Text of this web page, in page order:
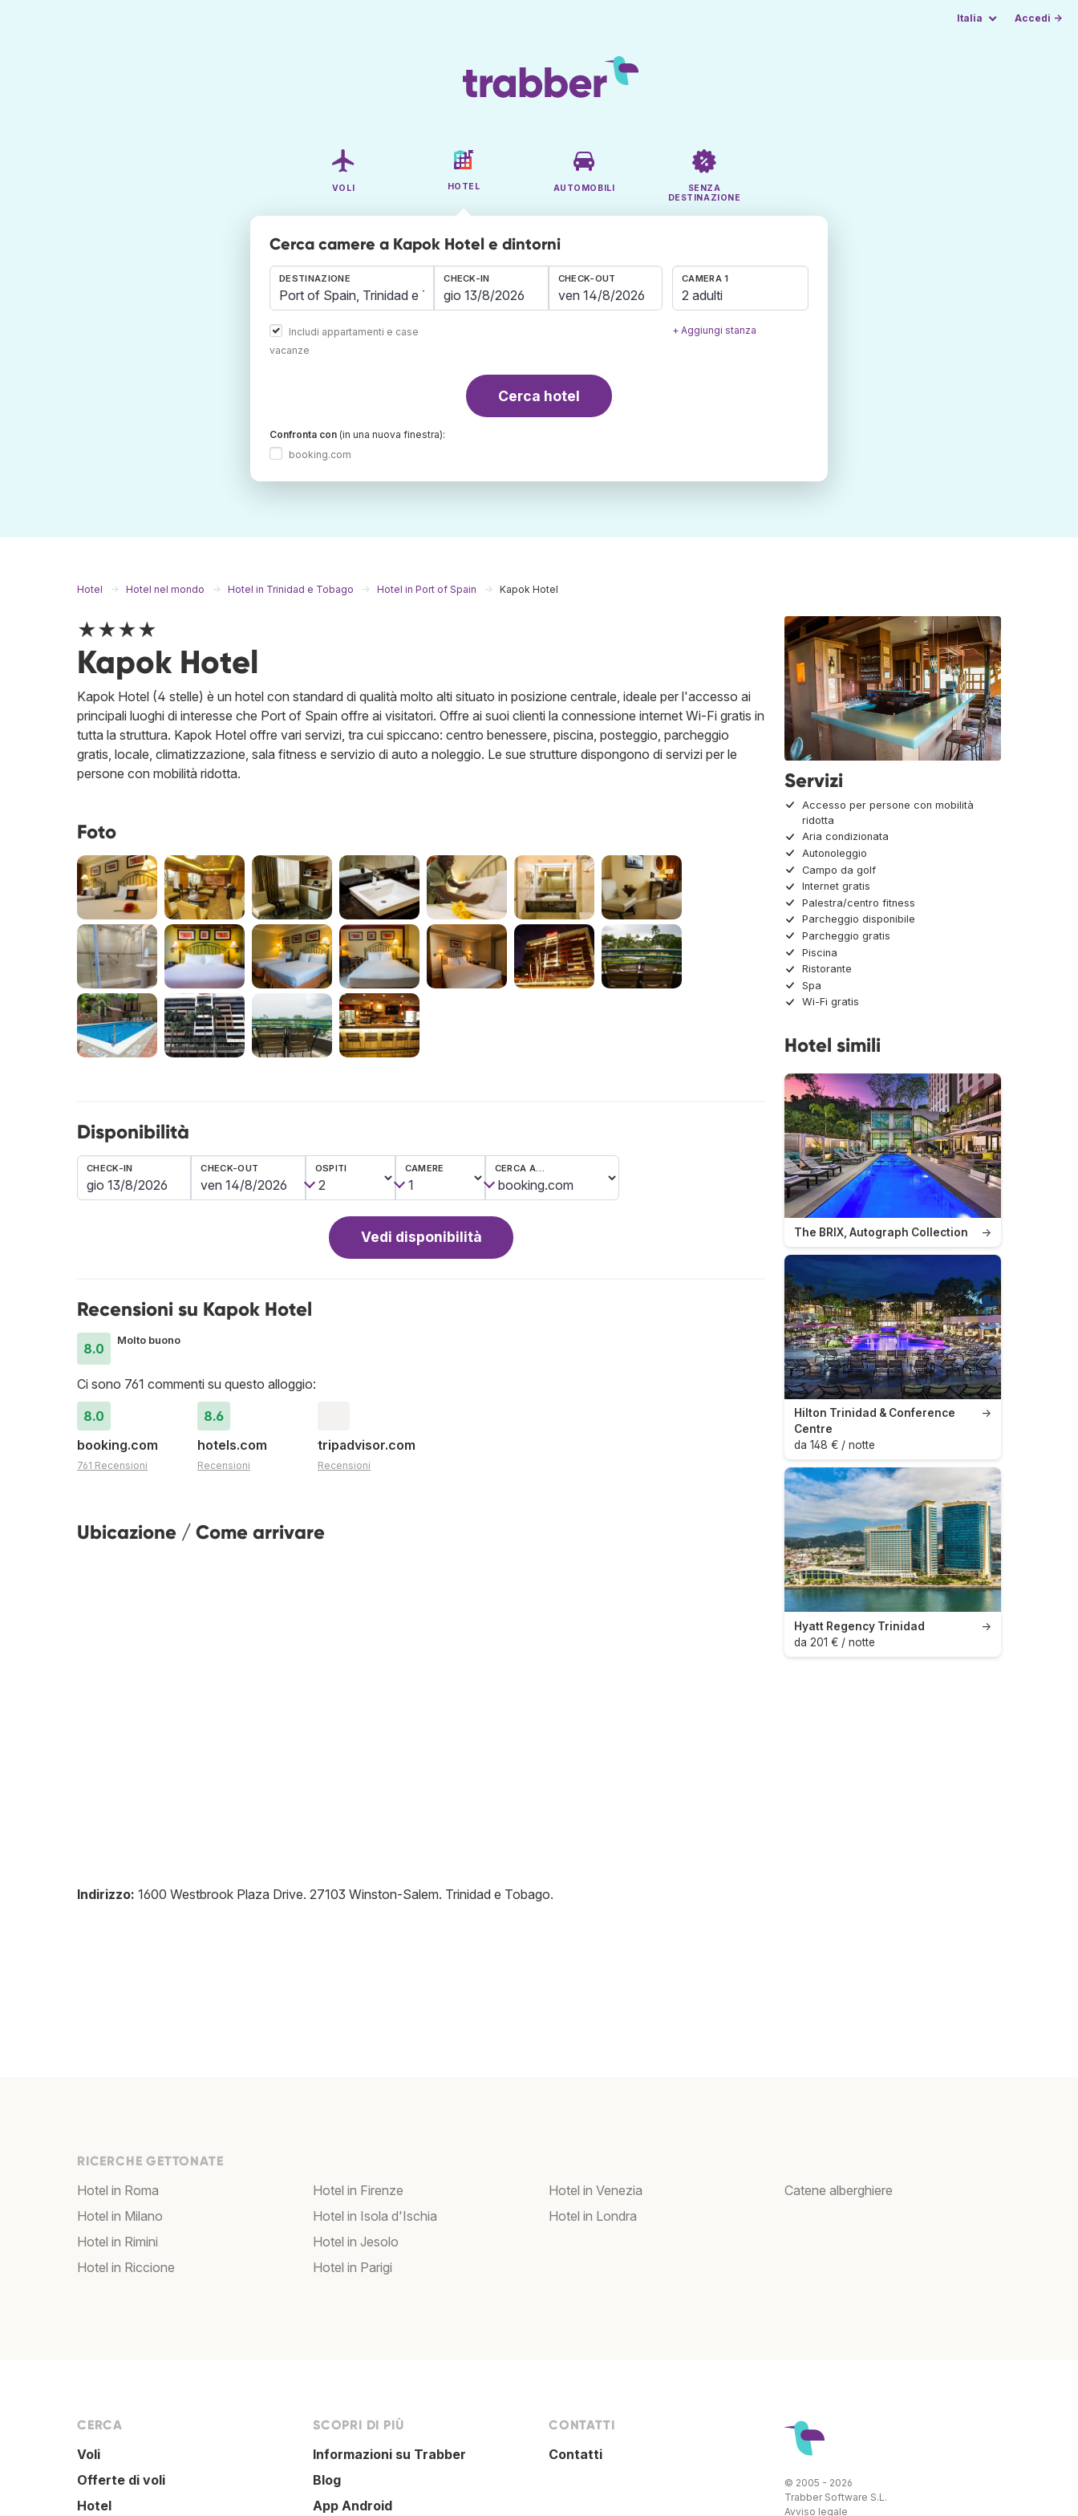
Italia Accedi →
VOLI HOTEL AUTOMOBILI
SENZA
DESTINAZIONE
Cerca camere a Kapok Hotel e dintorni
DESTINAZIONE
Includi appartamenti e case
vacanze
CHECK-IN CHECK-OUT CAMERA 1
2 adulti
+ Aggiungi stanza
Cerca hotel
Confronta con (in una nuova finestra):
booking.com
Hotel Hotel nel mondo Hotel in Trinidad e Tobago Hotel in Port of Spain Kapok Hotel
★★★★
Kapok Hotel
Kapok Hotel (4 stelle) è un hotel con standard di qualità molto alti situato in posizione centrale, ideale per l'accesso ai
principali luoghi di interesse che Port of Spain offre ai visitatori. Offre ai suoi clienti la connessione internet Wi-Fi gratis in
tutta la struttura. Kapok Hotel offre vari servizi, tra cui spiccano: centro benessere, piscina, posteggio, parcheggio
gratis, locale, climatizzazione, sala fitness e servizio di auto a noleggio. Le sue strutture dispongono di servizi per le
persone con mobilità ridotta.
Foto
Disponibilità
CHECK-IN CHECK-OUT OSPITI CAMERE CERCA A…
Vedi disponibilità
Recensioni su Kapok Hotel
8.0
Molto buono
Ci sono 761 commenti su questo alloggio:
8.0
booking.com
761 Recensioni
8.6
hotels.com
Recensioni
tripadvisor.com
Recensioni
Ubicazione / Come arrivare
Indirizzo: 1600 Westbrook Plaza Drive. 27103 Winston-Salem. Trinidad e Tobago.
Servizi
Accesso per persone con mobilità
ridotta
Aria condizionata
Autonoleggio
Campo da golf
Internet gratis
Palestra/centro fitness
Parcheggio disponibile
Parcheggio gratis
Piscina
Ristorante
Spa
Wi-Fi gratis
Hotel simili
→
The BRIX, Autograph Collection
→
Hilton Trinidad & Conference
Centre
da 148 € / notte
→
Hyatt Regency Trinidad
da 201 € / notte
RICERCHE GETTONATE
Hotel in Roma
Hotel in Milano
Hotel in Rimini
Hotel in Riccione
Hotel in Firenze
Hotel in Isola d'Ischia
Hotel in Jesolo
Hotel in Parigi
Hotel in Venezia
Hotel in Londra
Catene alberghiere
CERCA
Voli
Offerte di voli
Hotel
SCOPRI DI PIÙ
Informazioni su Trabber
Blog
App Android
CONTATTI
Contatti
© 2005 - 2026
Trabber Software S.L.
Avviso legale